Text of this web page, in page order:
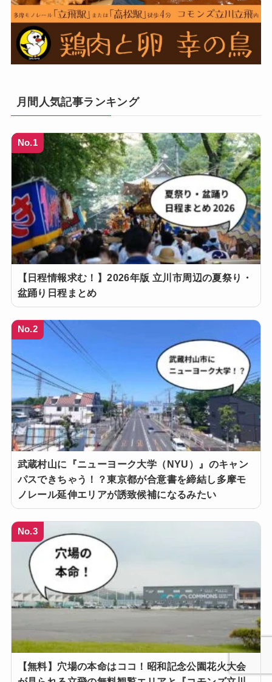
月間人気記事ランキング
No.1
【日程情報求む！】2026年版 立川市周辺の夏祭り・
盆踊り日程まとめ
No.2
武蔵村山に『ニューヨーク大学（NYU）』のキャン
パスできちゃう！？東京都が合意書を締結し多摩モ
ノレール延伸エリアが誘致候補になるみたい
No.3
【無料】穴場の本命はココ！昭和記念公園花火大会